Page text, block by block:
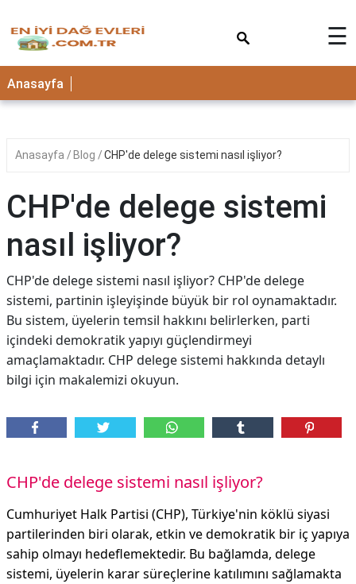
☰
Anasayfa
Anasayfa Blog CHP'de delege sistemi nasıl işliyor?
CHP'de delege sistemi
nasıl işliyor?
CHP'de delege sistemi nasıl işliyor? CHP'de delege
sistemi, partinin işleyişinde büyük bir rol oynamaktadır.
Bu sistem, üyelerin temsil hakkını belirlerken, parti
içindeki demokratik yapıyı güçlendirmeyi
amaçlamaktadır. CHP delege sistemi hakkında detaylı
bilgi için makalemizi okuyun.
CHP'de delege sistemi nasıl işliyor?
Cumhuriyet Halk Partisi (CHP), Türkiye'nin köklü siyasi
partilerinden biri olarak, etkin ve demokratik bir iç yapıya
sahip olmayı hedeflemektedir. Bu bağlamda, delege
sistemi, üyelerin karar süreçlerine katılımını sağlamakta